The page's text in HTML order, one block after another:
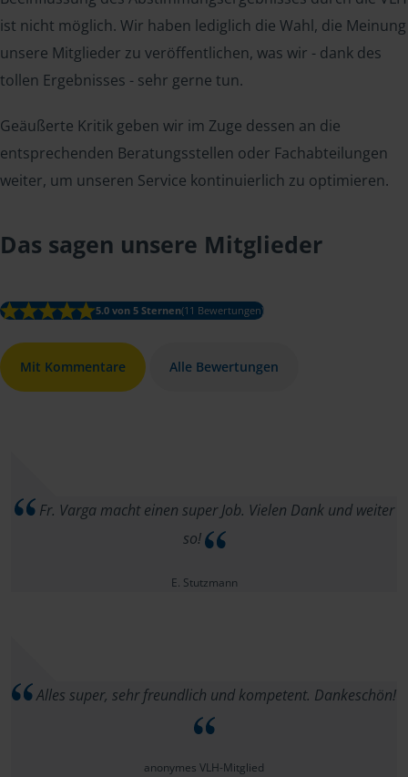
ist nicht möglich. Wir haben lediglich die Wahl, die Meinung
unsere Mitglieder zu veröffentlichen, was wir - dank des
tollen Ergebnisses - sehr gerne tun.
Geäußerte Kritik geben wir im Zuge dessen an die
entsprechenden Beratungsstellen oder Fachabteilungen
weiter, um unseren Service kontinuierlich zu optimieren.
Das sagen unsere Mitglieder
5.0 von 5 Sternen(11 Bewertungen)
Mit Kommentare Alle Bewertungen
Fr. Varga macht einen super Job. Vielen Dank und weiter
so!
E. Stutzmann
Alles super, sehr freundlich und kompetent. Dankeschön!
anonymes VLH-Mitglied